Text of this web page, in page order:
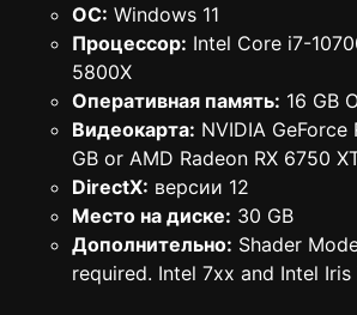
ОС: Windows 11
Процессор: Intel Core i7-
5800X
Оперативная память: 16 GB
Видеокарта: NVIDIA GeForce
GB or AMD Radeon RX 6750
DirectX: версии 12
Место на диске: 30 GB
Дополнительно: Shader
required. Intel 7xx and Intel